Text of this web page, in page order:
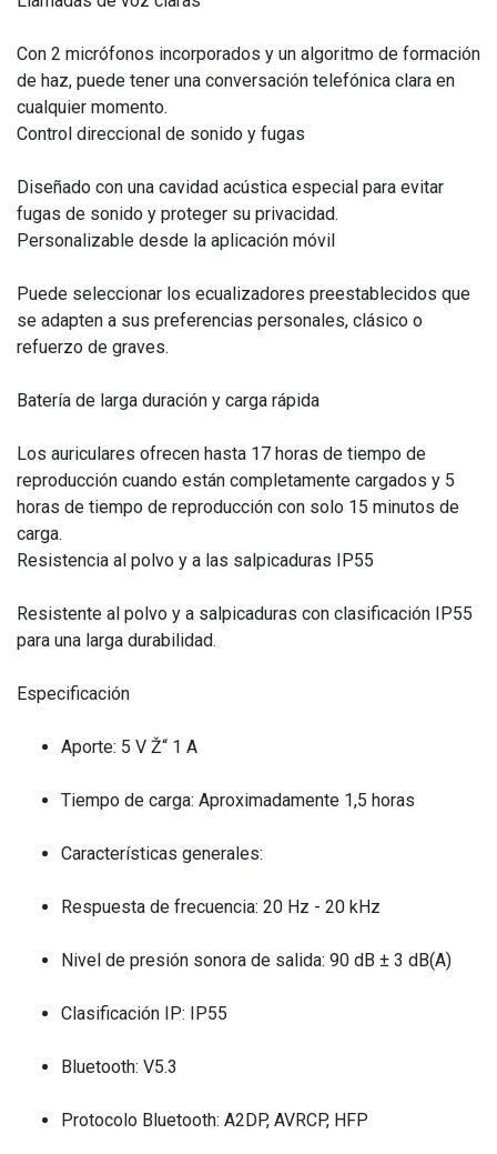
Con 2 micrófonos incorporados y un algoritmo de formación
de haz, puede tener una conversación telefónica clara en
cualquier momento.
Control direccional de sonido y fugas
Diseñado con una cavidad acústica especial para evitar
fugas de sonido y proteger su privacidad.
Personalizable desde la aplicación móvil
Puede seleccionar los ecualizadores preestablecidos que
se adapten a sus preferencias personales, clásico o
refuerzo de graves.
Batería de larga duración y carga rápida
Los auriculares ofrecen hasta 17 horas de tiempo de
reproducción cuando están completamente cargados y 5
horas de tiempo de reproducción con solo 15 minutos de
carga.
Resistencia al polvo y a las salpicaduras IP55
Resistente al polvo y a salpicaduras con clasificación IP55
para una larga durabilidad.
Especificación
Aporte: 5 V Ž“ 1 A
Tiempo de carga: Aproximadamente 1,5 horas
Características generales:
Respuesta de frecuencia: 20 Hz - 20 kHz
Nivel de presión sonora de salida: 90 dB ± 3 dB(A)
Clasificación IP: IP55
Bluetooth: V5.3
Protocolo Bluetooth: A2DP, AVRCP, HFP